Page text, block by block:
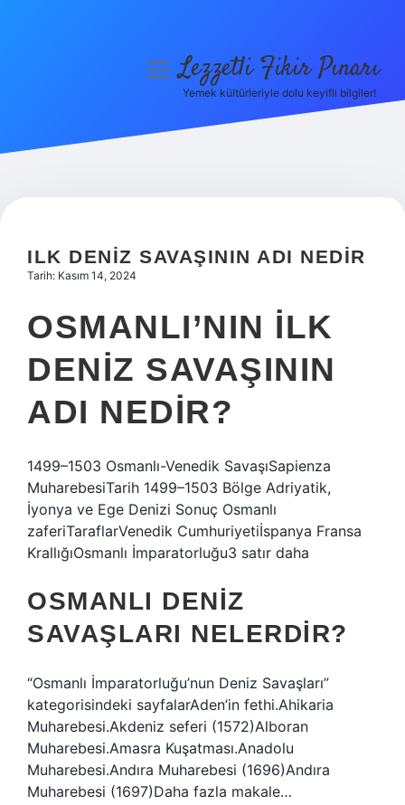
Hakkımızda
menüyüLezzetli Fikir Pınarı
Yemek kültürleriyle dolu keyifli bilgiler!
ILK DENIZ SAVAŞININ ADI NEDIR
Tarih: Kasım 14, 2024
OSMANLI’NIN ILK
DENIZ SAVAŞININ
ADI NEDIR?
1499–1503 Osmanlı-Venedik SavaşıSapienza
MuharebesiTarih 1499–1503 Bölge Adriyatik,
İyonya ve Ege Denizi Sonuç Osmanlı
zaferiTaraflarVenedik Cumhuriyetiİspanya Fransa
KrallığıOsmanlı İmparatorluğu3 satır daha
OSMANLI DENIZ
SAVAŞLARI NELERDIR?
“Osmanlı İmparatorluğu’nun Deniz Savaşları”
kategorisindeki sayfalarAden’in fethi.Ahikaria
Muharebesi.Akdeniz seferi (1572)Alboran
Muharebesi.Amasra Kuşatması.Anadolu
Muharebesi.Andıra Muharebesi (1696)Andıra
Muharebesi (1697)Daha fazla makale…